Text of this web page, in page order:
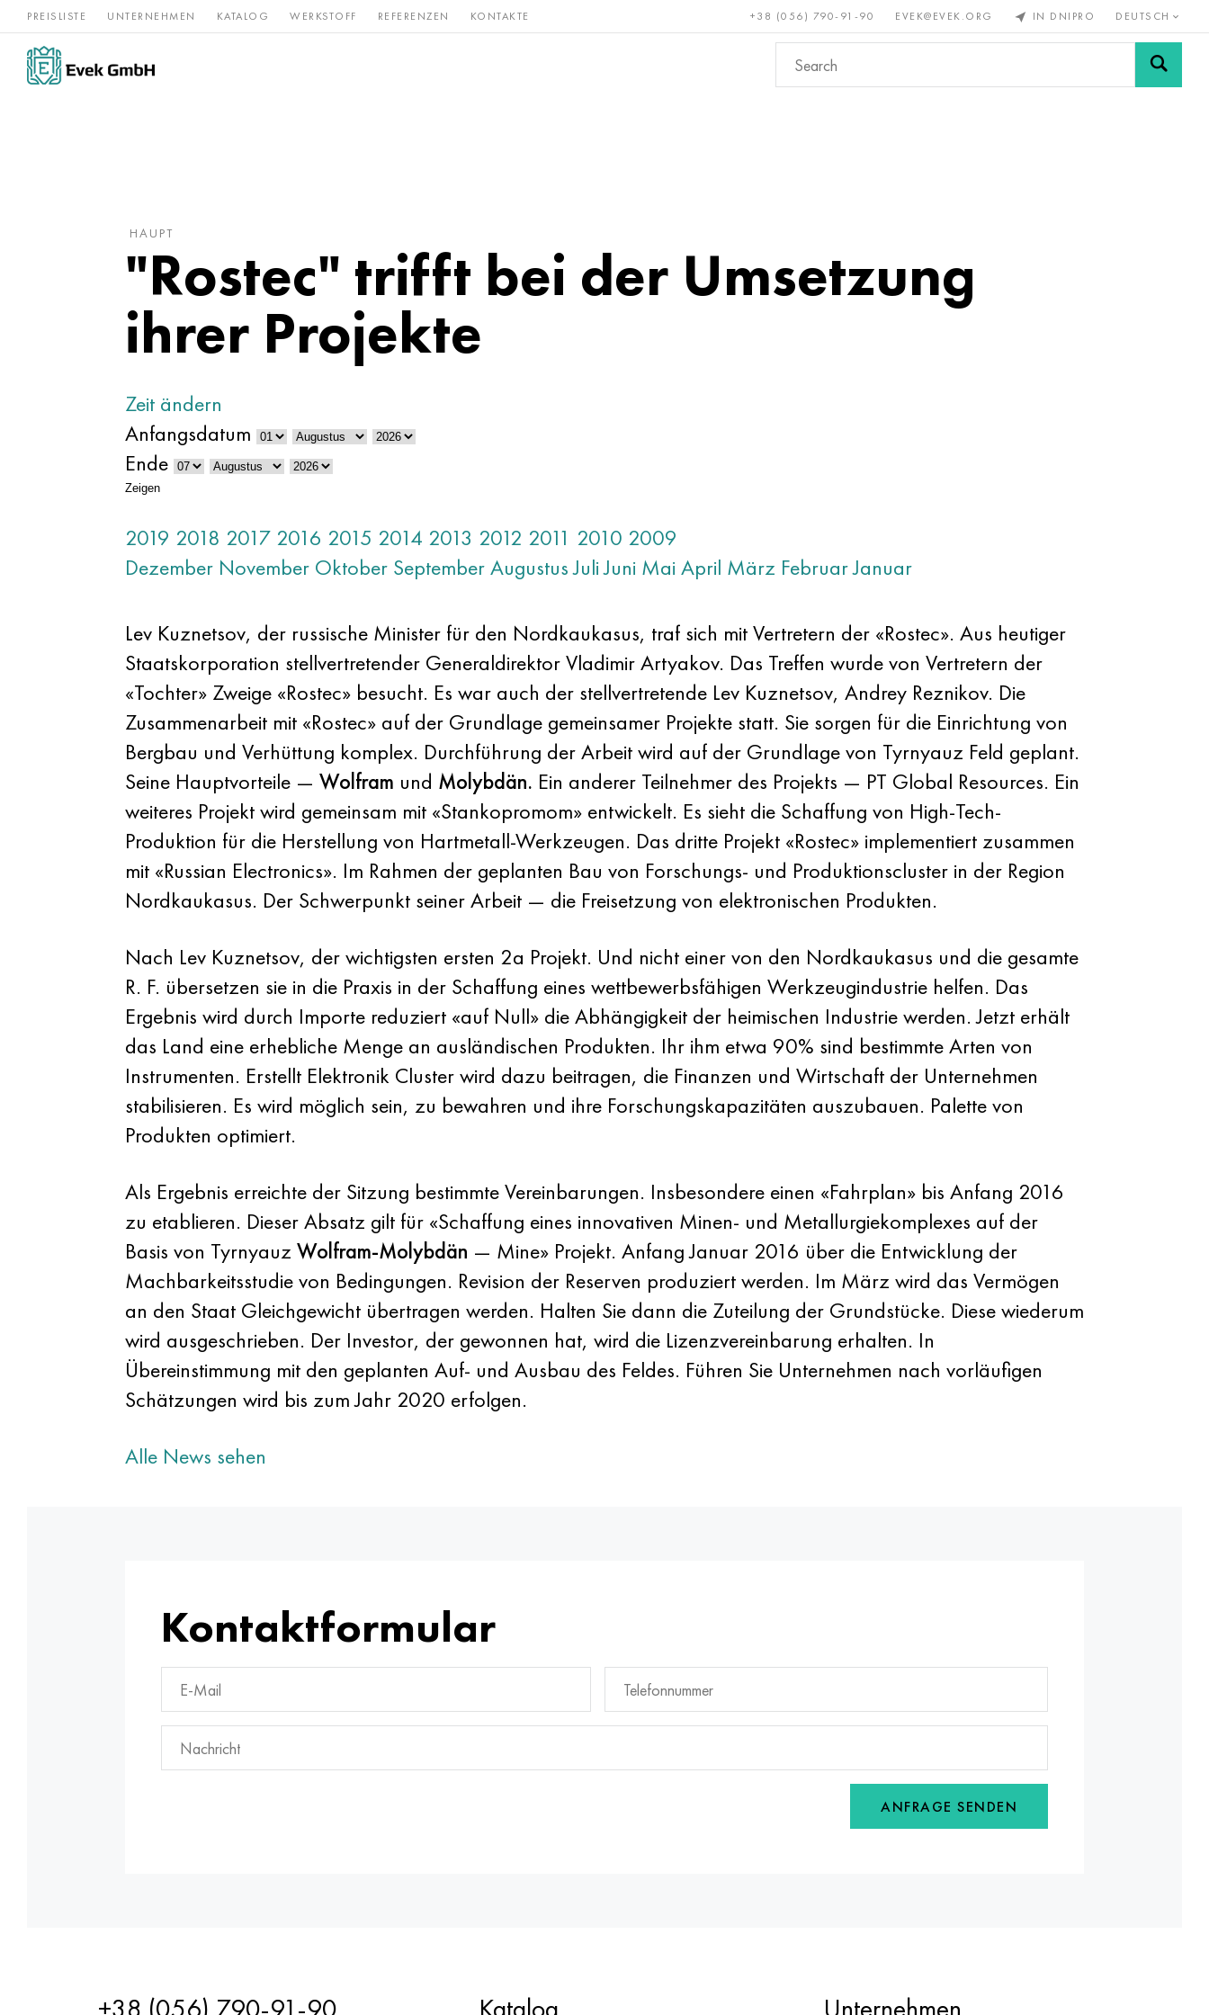
PREISLISTE UNTERNEHMEN KATALOG WERKSTOFF REFERENZEN KONTAKTE +38 (056) 790-91-90 EVEK@EVEK.ORG IN DNIPRO DEUTSCH
Nickel Rostfreier Seltene Erden & Bronze, Kupfer, Nichteisenmetalle Stahl Drahtgewebe &
HAUPT
"Rostec" trifft bei der Umsetzung
ihrer Projekte
Zeit ändern
Anfangsdatum
Ende
Zeigen
2019 2018 2017 2016 2015 2014 2013 2012 2011 2010 2009
Dezember November Oktober SeptemberAugustus Juli Juni Mai April März FebruarJanuar
Lev Kuznetsov, der russische Minister für den Nordkaukasus, traf sich mit Vertretern der «Rostec». Aus heutiger
Staatskorporation stellvertretender Generaldirektor Vladimir Artyakov. Das Treffen wurde von Vertretern der
«Tochter» Zweige «Rostec» besucht. Es war auch der stellvertretende Lev Kuznetsov, Andrey Reznikov. Die
Zusammenarbeit mit «Rostec» auf der Grundlage gemeinsamer Projekte statt. Sie sorgen für die Einrichtung von
Bergbau und Verhüttung komplex. Durchführung der Arbeit wird auf der Grundlage von Tyrnyauz Feld geplant.
Seine Hauptvorteile — Wolfram und Molybdän. Ein anderer Teilnehmer des Projekts — PT Global Resources. Ein
weiteres Projekt wird gemeinsam mit «Stankopromom» entwickelt. Es sieht die Schaffung von High-Tech-
Produktion für die Herstellung von Hartmetall-Werkzeugen. Das dritte Projekt «Rostec» implementiert zusammen
mit «Russian Electronics». Im Rahmen der geplanten Bau von Forschungs- und Produktionscluster in der Region
Nordkaukasus. Der Schwerpunkt seiner Arbeit — die Freisetzung von elektronischen Produkten.
Nach Lev Kuznetsov, der wichtigsten ersten 2a Projekt. Und nicht einer von den Nordkaukasus und die gesamte
R. F. übersetzen sie in die Praxis in der Schaffung eines wettbewerbsfähigen Werkzeugindustrie helfen. Das
Ergebnis wird durch Importe reduziert «auf Null» die Abhängigkeit der heimischen Industrie werden. Jetzt erhält
das Land eine erhebliche Menge an ausländischen Produkten. Ihr ihm etwa 90% sind bestimmte Arten von
Instrumenten. Erstellt Elektronik Cluster wird dazu beitragen, die Finanzen und Wirtschaft der Unternehmen
stabilisieren. Es wird möglich sein, zu bewahren und ihre Forschungskapazitäten auszubauen. Palette von
Produkten optimiert.
Als Ergebnis erreichte der Sitzung bestimmte Vereinbarungen. Insbesondere einen «Fahrplan» bis Anfang 2016
zu etablieren. Dieser Absatz gilt für «Schaffung eines innovativen Minen- und Metallurgiekomplexes auf der
Basis von Tyrnyauz Wolfram-Molybdän — Mine» Projekt. Anfang Januar 2016 über die Entwicklung der
Machbarkeitsstudie von Bedingungen. Revision der Reserven produziert werden. Im März wird das Vermögen
an den Staat Gleichgewicht übertragen werden. Halten Sie dann die Zuteilung der Grundstücke. Diese wiederum
wird ausgeschrieben. Der Investor, der gewonnen hat, wird die Lizenzvereinbarung erhalten. In
Übereinstimmung mit den geplanten Auf- und Ausbau des Feldes. Führen Sie Unternehmen nach vorläufigen
Schätzungen wird bis zum Jahr 2020 erfolgen.
Alle News sehen
Kontaktformular
ANFRAGE SENDEN